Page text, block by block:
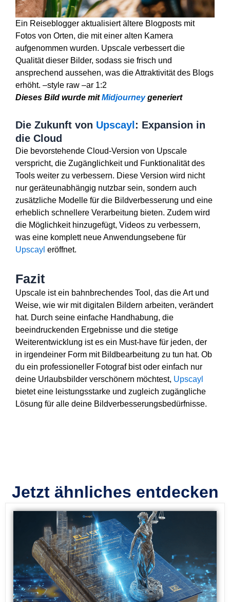
Ein Reiseblogger aktualisiert ältere Blogposts mit
Fotos von Orten, die mit einer alten Kamera
aufgenommen wurden. Upscale verbessert die
Qualität dieser Bilder, sodass sie frisch und
ansprechend aussehen, was die Attraktivität des Blogs
erhöht. –style raw –ar 1:2
Dieses Bild wurde mitMidjourneygeneriert
Die Zukunft von Upscayl : Expansion in
die Cloud
Die bevorstehende Cloud-Version von Upscale
verspricht, die Zugänglichkeit und Funktionalität des
Tools weiter zu verbessern. Diese Version wird nicht
nur geräteunabhängig nutzbar sein, sondern auch
zusätzliche Modelle für die Bildverbesserung und eine
erheblich schnellere Verarbeitung bieten. Zudem wird
die Möglichkeit hinzugefügt, Videos zu verbessern,
was eine komplett neue Anwendungsebene für
Upscayl eröffnet.
Fazit
Upscale ist ein bahnbrechendes Tool, das die Art und
Weise, wie wir mit digitalen Bildern arbeiten, verändert
hat. Durch seine einfache Handhabung, die
beeindruckenden Ergebnisse und die stetige
Weiterentwicklung ist es ein Must-have für jeden, der
in irgendeiner Form mit Bildbearbeitung zu tun hat. Ob
du ein professioneller Fotograf bist oder einfach nur
deine Urlaubsbilder verschönern möchtest, Upscayl
bietet eine leistungsstarke und zugleich zugängliche
Lösung für alle deine Bildverbesserungsbedürfnisse.
Jetzt ähnliches entdecken